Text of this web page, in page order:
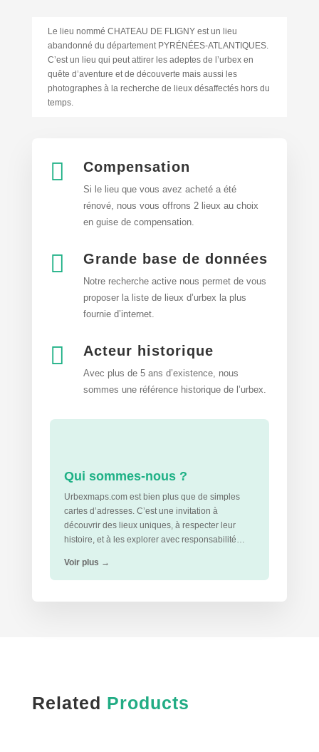
Le lieu nommé CHATEAU DE FLIGNY est un lieu
abandonné du département PYRÉNÉES-ATLANTIQUES.
C’est un lieu qui peut attirer les adeptes de l’urbex en
quête d’aventure et de découverte mais aussi les
photographes à la recherche de lieux désaffectés hors du
temps.
 Compensation
Si le lieu que vous avez acheté a été
rénové, nous vous offrons 2 lieux au choix
en guise de compensation.
 Grande base de données
Notre recherche active nous permet de vous
proposer la liste de lieux d’urbex la plus
fournie d’internet.
 Acteur historique
Avec plus de 5 ans d’existence, nous
sommes une référence historique de l’urbex.
Qui sommes-nous ?
Urbexmaps.com est bien plus que de simples
cartes d’adresses. C’est une invitation à
découvrir des lieux uniques, à respecter leur
histoire, et à les explorer avec responsabilité…
Voir plus →
Related Products